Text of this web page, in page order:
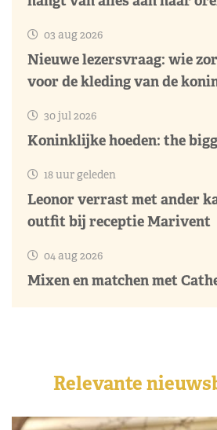
03 aug 2026
Nieuwe lezersvraag: wie
voor de kleding van de
30 jul 2026
Koninklijke hoeden: the
18 uur geleden
Leonor verrast met ander
outfit bij receptie Marivent
04 aug 2026
Mixen en matchen met
Relevante